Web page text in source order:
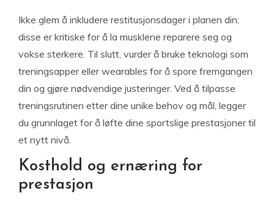
Ikke glem å inkludere restitusjonsdager i planen din;
disse er kritiske for å la musklene reparere seg og
vokse sterkere. Til slutt, vurder å bruke teknologi som
treningsapper eller wearables for å spore fremgangen
din og gjøre nødvendige justeringer. Ved å tilpasse
treningsrutinen etter dine unike behov og mål, legger
du grunnlaget for å løfte dine sportslige prestasjoner til
et nytt nivå.
Kosthold og ernæring for
prestasjon